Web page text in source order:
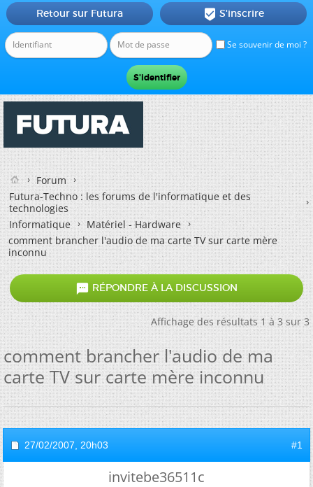
Se souvenir de moi ?
Retour sur Futura  S'inscrire
Forum
Futura-Techno : les forums de l'informatique et des
technologies
Informatique
Matériel - Hardware
comment brancher l'audio de ma carte TV sur carte mère
inconnu
 RÉPONDRE À LA DISCUSSION
Affichage des résultats 1 à 3 sur 3
comment brancher l'audio de ma
carte TV sur carte mère inconnu
27/02/2007, 20h03 #1
invitebe36511c